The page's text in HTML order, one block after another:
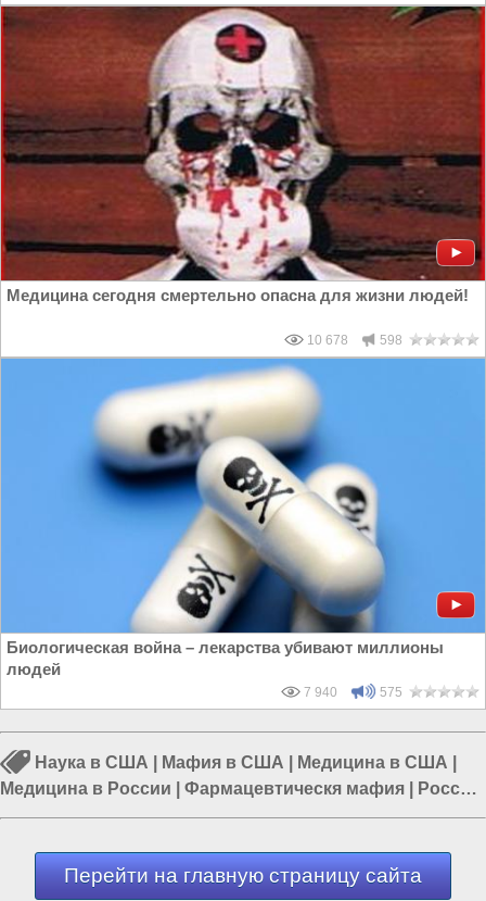
Медицина сегодня смертельно опасна для жизни людей!
10 678 598
Биологическая война – лекарства убивают миллионы
людей
7 940 575
Наука в США Мафия в США Медицина в США
Медицина в России
Фармацевтическя мафия
Россия
и Запад|Россия и Евразия
Перейти на главную страницу сайта